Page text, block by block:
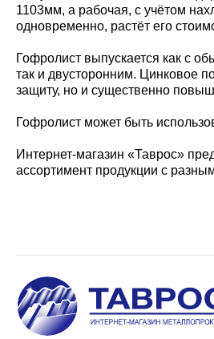
1103мм, а рабочая, с учётом
одновременно, растёт его
Гофролист выпускается как с
так и двусторонним. Цинковое
защиту, но и существенно
Гофролист может быть
Интернет-магазин «Таврос»
ассортимент продукции с